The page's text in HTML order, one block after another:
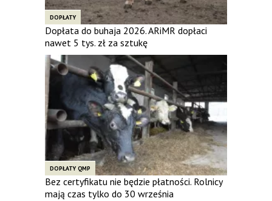
DOPŁATY
Dopłata do buhaja 2026. ARiMR dopłaci
nawet 5 tys. zł za sztukę
DOPŁATY QMP
Bez certyfikatu nie będzie płatności. Rolnicy
mają czas tylko do 30 września